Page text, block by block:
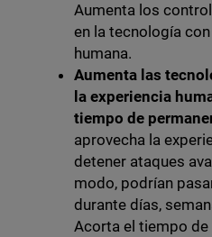
Aumenta los
en la tecnología
humana.
Aumenta las
la experiencia
tiempo de
aprovecha la
detener ataques
modo, podrían
durante días,
Acorta el tiempo de